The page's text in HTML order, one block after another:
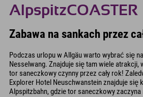
AlpspitzCOASTER
Zabawa na sankach przez
Podczas urlopu w Allgäu warto wybrać się
Nesselwang. Znajduje się tam wiele atrakcji,
tor saneczkowy czynny przez cały rok!
Explorer Hotel Neuschwanstein znajduje się
Alpspitzbahn, gdzie tor saneczkowy